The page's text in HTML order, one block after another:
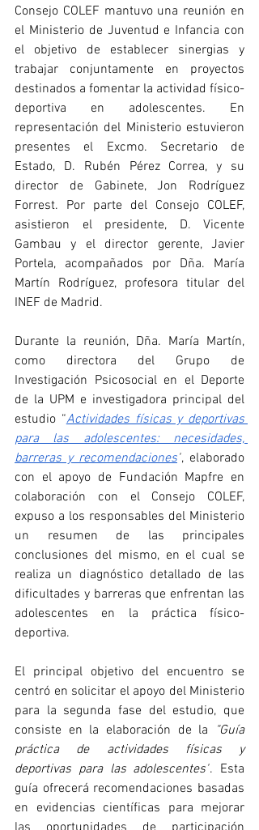
Consejo COLEF mantuvo una reunión en
el Ministerio de Juventud e Infancia con
el objetivo de establecer sinergias y
trabajar conjuntamente en proyectos
destinados a fomentar la actividad físico-
deportiva en adolescentes. En
representación del Ministerio estuvieron
presentes el Excmo. Secretario de
Estado, D. Rubén Pérez Correa, y su
director de Gabinete, Jon Rodríguez
Forrest. Por parte del Consejo COLEF,
asistieron el presidente, D. Vicente
Gambau y el director gerente, Javier
Portela, acompañados por Dña. María
Martín Rodríguez, profesora titular del
INEF de Madrid.
Durante la reunión, Dña. María Martín,
como directora del Grupo de
Investigación Psicosocial en el Deporte
de la UPM e investigadora principal del
estudio “Actividades físicas y deportivas
para las adolescentes: necesidades,
barreras y recomendaciones", elaborado
con el apoyo de Fundación Mapfre en
colaboración con el Consejo COLEF,
expuso a los responsables del Ministerio
un resumen de las principales
conclusiones del mismo, en el cual se
realiza un diagnóstico detallado de las
dificultades y barreras que enfrentan las
adolescentes en la práctica físico-
deportiva.
El principal objetivo del encuentro se
centró en solicitar el apoyo del Ministerio
para la segunda fase del estudio, que
consiste en la elaboración de la
"Guía
práctica de actividades físicas y
deportivas para las adolescentes". Esta
guía ofrecerá recomendaciones basadas
en evidencias científicas para mejorar